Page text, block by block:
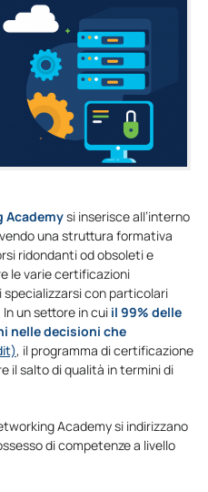
Academysi inserisce all’interno
una struttura formativa
ridondanti od obsoleti e
le varie certificazioni
con particolari
un settore in cui il 99% delle
nelle decisioni che
, il programma di certificazione
il salto di qualità in termini di
Academy si indirizzano
di competenze a livello